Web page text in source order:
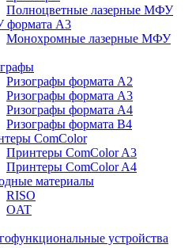
Полноцветные лазерные МФУ
А3
Монохромные лазерные МФУ
Ризографы формата A2
Ризографы формата A3
Ризографы формата A4
Ризографы формата B4
ComColor
Принтеры ComColor A3
Принтеры ComColor A4
материалы
RISO
OAT
устройства